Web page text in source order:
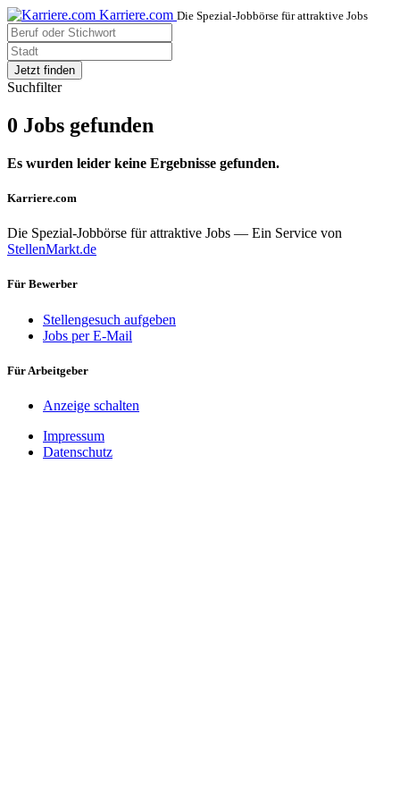
Karriere.com Die Spezial-Jobbörse für attraktive Jobs
Jetzt finden
Suchfilter
0 Jobs gefunden
Es wurden leider keine Ergebnisse gefunden.
Karriere.com
Die Spezial-Jobbörse für attraktive Jobs — Ein Service von
StellenMarkt.de
Für Bewerber
Stellengesuch aufgeben
Jobs per E-Mail
Für Arbeitgeber
Anzeige schalten
Impressum
Datenschutz